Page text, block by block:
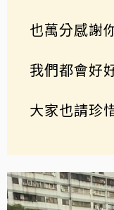
也萬分感謝
我們都會好
大家也請珍